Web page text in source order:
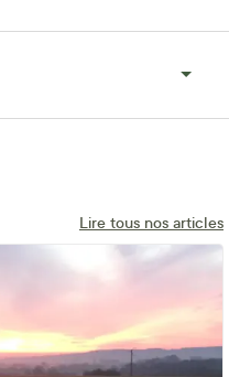
Lire tous nos articles